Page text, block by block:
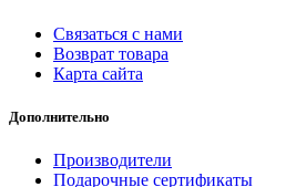
Связаться с нами
Возврат товара
Карта сайта
Дополнительно
Производители
Подарочные сертификаты